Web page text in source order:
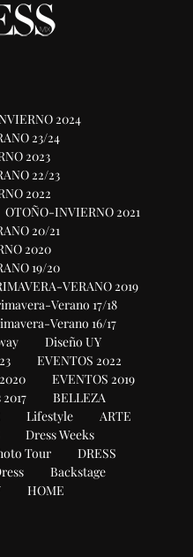
2024
23/24
2023
22/23
2022
OTOÑO-INVIERNO 2021
20/21
2020
19/20
VERANO 2019
Verano 17/18
Verano 16/17
Diseño UY
EVENTOS 2022
EVENTOS 2019
BELLEZA
Lifestyle
ARTE
Dress Weeks
Tour
DRESS
Backstage
HOME